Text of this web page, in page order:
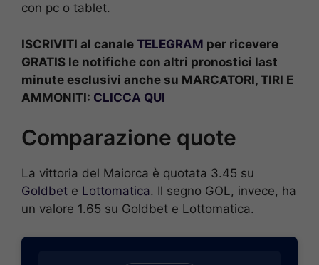
con pc o tablet.
ISCRIVITI al canale TELEGRAM per ricevere
GRATIS le notifiche con altri pronostici last
minute esclusivi anche su MARCATORI, TIRI E
AMMONITI: CLICCA QUI
Comparazione quote
La vittoria del Maiorca è quotata 3.45 su
Goldbet e Lottomatica. Il segno GOL, invece, ha
un valore 1.65 su Goldbet e Lottomatica.